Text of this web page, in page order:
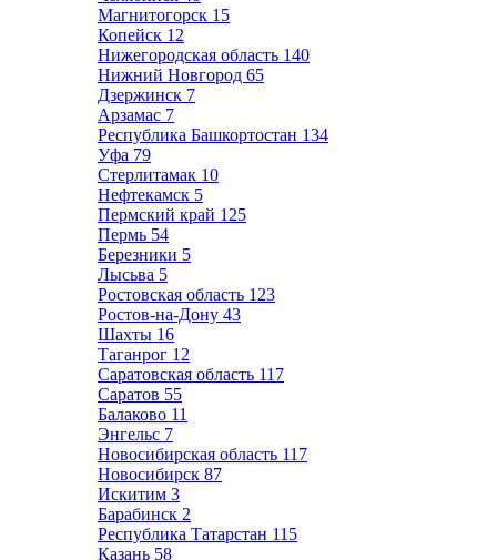
Магнитогорск 15
Копейск 12
Нижегородская область 140
Нижний Новгород 65
Дзержинск 7
Арзамас 7
Республика Башкортостан 134
Уфа 79
Стерлитамак 10
Нефтекамск 5
Пермский край 125
Пермь 54
Березники 5
Лысьва 5
Ростовская область 123
Ростов-на-Дону 43
Шахты 16
Таганрог 12
Саратовская область 117
Саратов 55
Балаково 11
Энгельс 7
Новосибирская область 117
Новосибирск 87
Искитим 3
Барабинск 2
Республика Татарстан 115
Казань 58